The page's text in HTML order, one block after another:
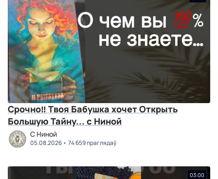
Срочно‼ Твоя Бабушка хочет Открыть
Большую Тайну... с Ниной
C Ниной
05.08.2026 74 659 праглядаў
03:00